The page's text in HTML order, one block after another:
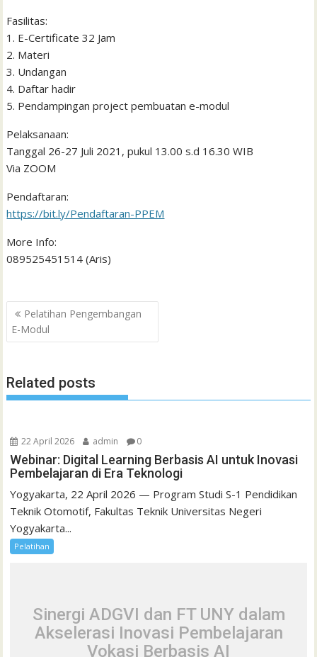
Fasilitas:
1. E-Certificate 32 Jam
2. Materi
3. Undangan
4. Daftar hadir
5. Pendampingan project pembuatan e-modul
Pelaksanaan:
Tanggal 26-27 Juli 2021, pukul 13.00 s.d 16.30 WIB
Via ZOOM
Pendaftaran:
https://bit.ly/Pendaftaran-PPEM
More Info:
089525451514 (Aris)
Post
navigation
Pelatihan Pengembangan
E-Modul
Related posts
22 April 2026 admin 0
Webinar: Digital Learning Berbasis AI untuk Inovasi
Pembelajaran di Era Teknologi
Yogyakarta, 22 April 2026 — Program Studi S-1 Pendidikan
Teknik Otomotif, Fakultas Teknik Universitas Negeri
Yogyakarta...
Pelatihan
Sinergi ADGVI dan FT UNY dalam
Akselerasi Inovasi Pembelajaran
Vokasi Berbasis AI